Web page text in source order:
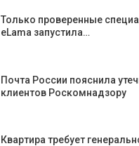
Только проверенные
eLama запустила…
Почта России пояснила
клиентов Роскомнадзору
Квартира требует